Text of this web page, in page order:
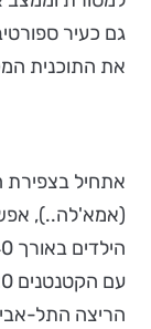
את התוכנית
(אמא'לה..),
הריצה התל-